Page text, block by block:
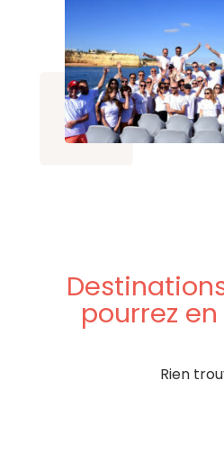
pourrez en
Rien